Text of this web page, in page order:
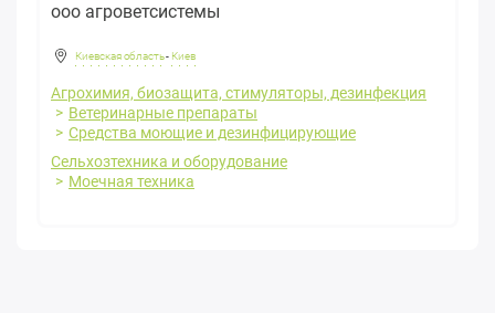
ооо агроветсистемы
Киевская область- Киев
Агрохимия, биозащита, стимуляторы, дезинфекция
Ветеринарные препараты
Средства моющие и дезинфицирующие
Сельхозтехника и оборудование
Моечная техника